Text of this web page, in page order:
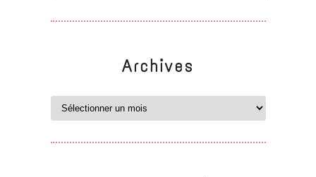
Archives